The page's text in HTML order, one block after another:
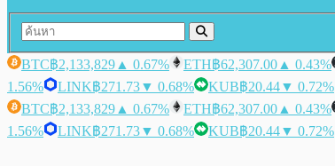
BTC฿2,133,829 ▲ 0.67% ETH฿62,307.00 ▲ 0.43%
1.56%
LINK฿271.73▼ 0.68% KUB฿20.44▼ 0.72%
BTC฿2,133,829 ▲ 0.67% ETH฿62,307.00 ▲ 0.43%
1.56%
LINK฿271.73▼ 0.68% KUB฿20.44▼ 0.72%